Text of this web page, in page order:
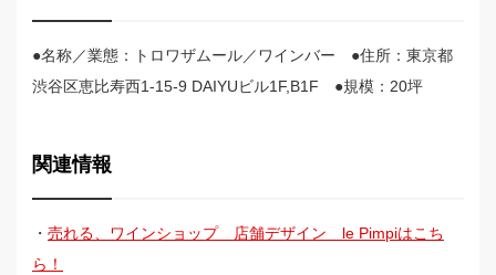
●名称／業態：トロワザムール／ワインバー ●住所：東京都
渋谷区恵比寿西1-15-9 DAIYUビル1F,B1F ●規模：20坪
関連情報
・ 売れる、ワインショップ 店舗デザイン le Pimpiはこち
ら！